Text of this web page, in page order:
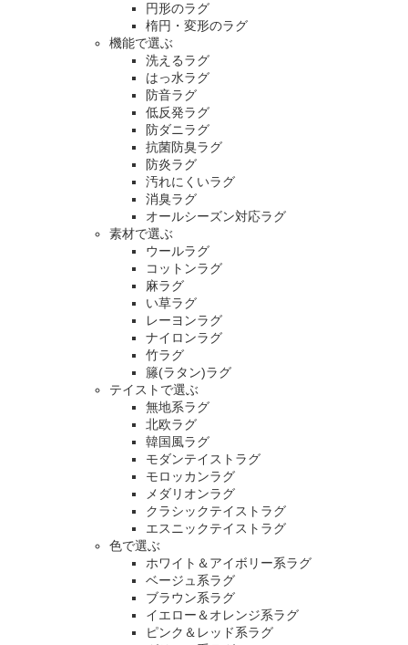
円形のラグ
楕円・変形のラグ
機能で選ぶ
洗えるラグ
はっ水ラグ
防音ラグ
低反発ラグ
防ダニラグ
抗菌防臭ラグ
防炎ラグ
汚れにくいラグ
消臭ラグ
オールシーズン対応ラグ
素材で選ぶ
ウールラグ
コットンラグ
麻ラグ
い草ラグ
レーヨンラグ
ナイロンラグ
竹ラグ
籐(ラタン)ラグ
テイストで選ぶ
無地系ラグ
北欧ラグ
韓国風ラグ
モダンテイストラグ
モロッカンラグ
メダリオンラグ
クラシックテイストラグ
エスニックテイストラグ
色で選ぶ
ホワイト＆アイボリー系ラグ
ベージュ系ラグ
ブラウン系ラグ
イエロー＆オレンジ系ラグ
ピンク＆レッド系ラグ